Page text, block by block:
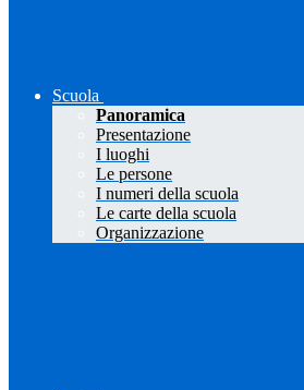
Scuola
Panoramica
Presentazione
I luoghi
Le persone
I numeri della scuola
Le carte della scuola
Organizzazione